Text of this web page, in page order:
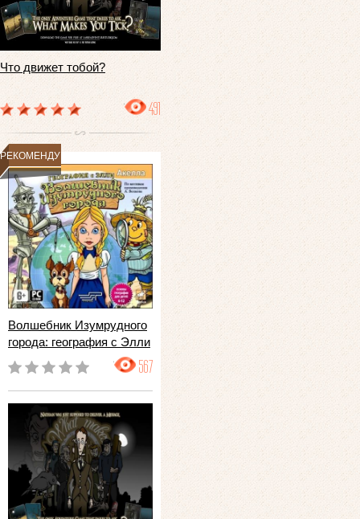
Что движет тобой?
491
РЕКОМЕНДУЕМ
Волшебник Изумрудного
города: география с Элли
567